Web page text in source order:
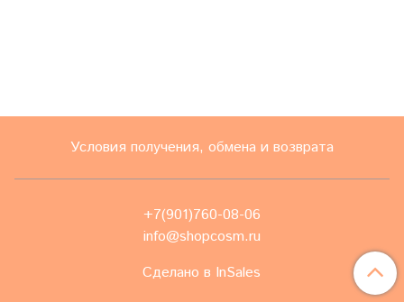
Условия получения, обмена и возврата
+7(901)760-08-06
info@shopcosm.ru
Сделано в InSales